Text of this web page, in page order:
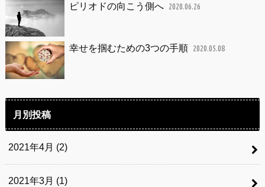
ピリオドの向こう側へ 2020.06.26
幸せを掴むための3つの手順 2020.05.08
月別投稿
2021年4月 (2)
2021年3月 (1)